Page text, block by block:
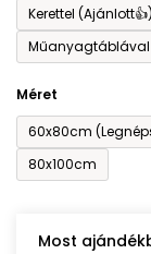
Kerettel (Ajánlott👍)
Műanyagtáblával
Méret
60x80cm
80x100cm
Most